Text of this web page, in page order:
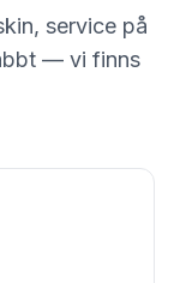
service på
— vi finns